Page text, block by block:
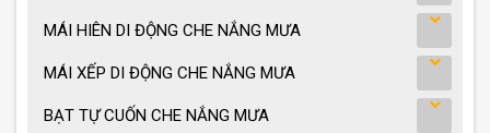
MÁI HIÊN DI ĐỘNG CHE NẮNG MƯA
MÁI XẾP DI ĐỘNG CHE NẮNG MƯA
BẠT TỰ CUỐN CHE NẮNG MƯA